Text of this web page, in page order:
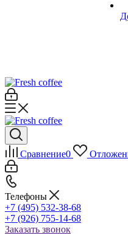
Сравнение0
Телефоны
+7 (495) 532-38-68
+7 (926) 755-14-68
Заказать звонок